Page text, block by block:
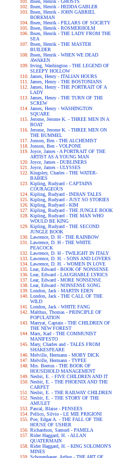
Ibsen, Henrik - GHOSTS
Ibsen, Henrik - HEDDA GABLER
Ibsen, Henrik - JOHN GABRIEL
BORKMAN
Ibsen, Henrik - PILLARS OF SOCIETY
Ibsen, Henrik - ROSMERHOLM
Ibsen, Henrik - THE LADY FROM THE
SEA
Ibsen, Henrik - THE MASTER
BUILDER
Ibsen, Henrik - WHEN WE DEAD
AWAKEN
Irving, Washington - THE LEGEND OF
SLEEPY HOLLOW
James, Henry - ITALIAN HOURS
James, Henry - THE BOSTONIANS
James, Henry - THE PORTRAIT OF A
LADY
James, Henry - THE TURN OF THE
SCREW
James, Henry - WASHINGTON
SQUARE
Jerome, Jerome K. - THREE MEN IN A
BOAT
Jerome, Jerome K. - THREE MEN ON
THE BUMMEL
Jonson, Ben - THE ALCHEMIST
Jonson, Ben - VOLPONE
Joyce, James - A PORTRAIT OF THE
ARTIST AS A YOUNG MAN
Joyce, James - DUBLINERS
Joyce, James - ULYSSES
Kingsley, Charles - THE WATER-
BABIES
Kipling, Rudyard - CAPTAINS
COURAGEOUS
Kipling, Rudyard - INDIAN TALES
Kipling, Rudyard - JUST SO STORIES
Kipling, Rudyard - KIM
Kipling, Rudyard - THE JUNGLE BOOK
Kipling, Rudyard - THE MAN WHO
WOULD BE KING
Kipling, Rudyard - THE SECOND
JUNGLE BOOK
Lawrence, D. H - THE RAINBOW
Lawrence, D. H - THE WHITE
PEACOCK
Lawrence, D. H - TWILIGHT IN ITALY
Lawrence, D. H. - SONS AND LOVERS
Lawrence, D. H. - WOMEN IN LOVE
Lear, Edward - BOOK OF NONSENSE
Lear, Edward - LAUGHABLE LYRICS
Lear, Edward - MORE NONSENSE
Lear, Edward - NONSENSE SONG
London, Jack - MARTIN EDEN
London, Jack - THE CALL OF THE
WILD
London, Jack - WHITE FANG
Malthus, Thomas - PRINCIPLE OF
POPULATION
Marryat, Captain - THE CHILDREN OF
THE NEW FOREST
Marx, Karl - THE COMMUNIST
MANIFESTO
Mary, Charles and - TALES FROM
SHAKESPEARE
Melville, Hermann - MOBY DICK
Melville, Hermann - TYPEE
Mrs. Beeton - THE BOOK OF
HOUSEHOLD MANAGEMENT
Nesbit, E. - FIVE CHILDREN AND IT
Nesbit, E. - THE PHOENIX AND THE
CARPET
Nesbit, E. - THE RAILWAY CHILDREN
Nesbit, E. - THE STORY OF THE
AMULET
Pascal, Blaise - PENSEES
Pellico, Silvio - LE MIE PRIGIONI
Poe, Edgar A. - THE FALL OF THE
HOUSE OF USHER
Richardson, Samuel - PAMELA
Rider Haggard, H. - ALLAN
QUATERMAIN
Rider Haggard, H. - KING SOLOMON'S
MINES
Schopenhauer, Arthur - THE ART OF